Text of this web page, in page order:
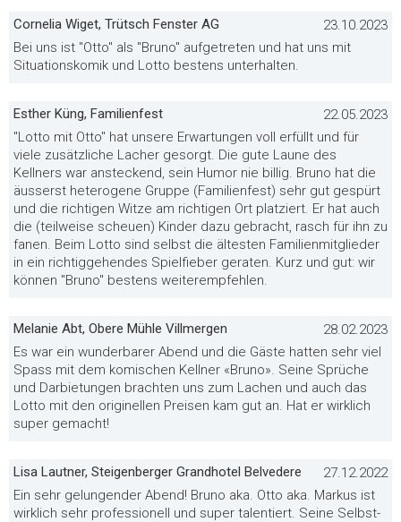
Cornelia Wiget, Trütsch Fenster AG
23.10.2023
Bei uns ist "Otto" als "Bruno" aufgetreten und hat uns mit
Situationskomik und Lotto bestens unterhalten.
Esther Küng, Familienfest
22.05.2023
"Lotto mit Otto" hat unsere Erwartungen voll erfüllt und für
viele zusätzliche Lacher gesorgt. Die gute Laune des
Kellners war ansteckend, sein Humor nie billig. Bruno hat die
äusserst heterogene Gruppe (Familienfest) sehr gut gespürt
und die richtigen Witze am richtigen Ort platziert. Er hat auch
die (teilweise scheuen) Kinder dazu gebracht, rasch für ihn zu
fanen. Beim Lotto sind selbst die ältesten Familienmitglieder
in ein richtiggehendes Spielfieber geraten. Kurz und gut: wir
können "Bruno" bestens weiterempfehlen.
Melanie Abt, Obere Mühle Villmergen
28.02.2023
Es war ein wunderbarer Abend und die Gäste hatten sehr viel
Spass mit dem komischen Kellner «Bruno». Seine Sprüche
und Darbietungen brachten uns zum Lachen und auch das
Lotto mit den originellen Preisen kam gut an. Hat er wirklich
super gemacht!
Lisa Lautner, Steigenberger Grandhotel Belvedere
27.12.2022
Ein sehr gelungender Abend! Bruno aka. Otto aka. Markus ist
wirklich sehr professionell und super talentiert. Seine Selbst-